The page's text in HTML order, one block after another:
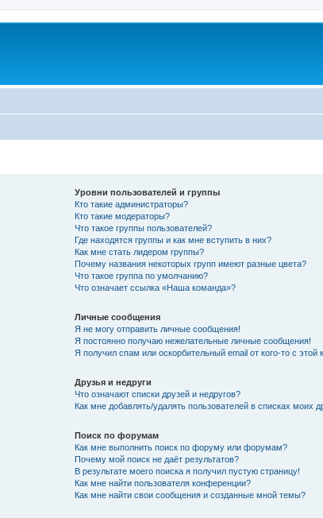
Уровни пользователей и группы
Кто такие администраторы?
Кто такие модераторы?
Что такое группы пользователей?
Где находятся группы и как мне вступить в них?
Как мне стать лидером группы?
Почему названия некоторых групп имеют разные цвета?
Что такое группа по умолчанию?
Что означает ссылка «Наша команда»?
Личные сообщения
Я не могу отправить личные сообщения!
Я постоянно получаю нежелательные личные сообщения!
Я получил спам или оскорбительный email от кого-то с этой
Друзья и недруги
Что означают списки друзей и недругов?
Как мне добавлять/удалять пользователей в списках моих
Поиск по форумам
Как мне выполнить поиск по форуму или форумам?
Почему мой поиск не даёт результатов?
В результате моего поиска я получил пустую страницу!
Как мне найти пользователя конференции?
Как мне найти свои сообщения и созданные мной темы?